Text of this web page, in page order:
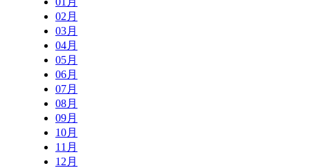
02月
03月
04月
05月
06月
07月
08月
09月
10月
11月
12月